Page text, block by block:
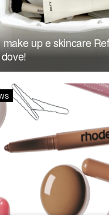
up e skincare